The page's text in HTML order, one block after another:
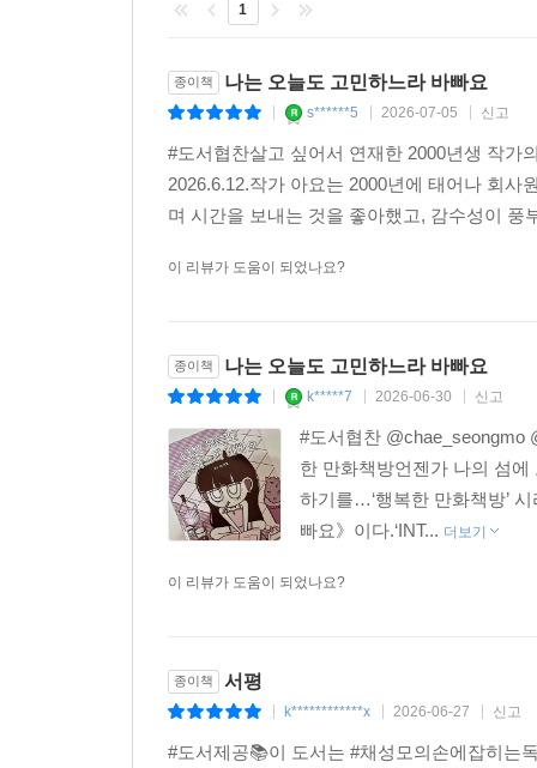
1
종이책 나는 오늘도 고민하느라 바빠요
s******5 2026-07-05 신고
#도서협찬살고 싶어서 연재한 2000년생 작가
2026.6.12.작가 아요는 2000년에 태어나 회
며 시간을 보내는 것을 좋아했고, 감수성이
이 리뷰가 도움이 되었나요?
종이책 나는 오늘도 고민하느라 바빠요
k*****7 2026-06-30 신고
#도서협찬 @chae_seongmo
한 만화책방언젠가 나의 섬
하기를…‘행복한 만화책방’
빠요》이다.‘INT... 더보기
이 리뷰가 도움이 되었나요?
종이책 서평
k************x 2026-06-27 신고
#도서제공📚이 도서는 #채성모의손에잡히는